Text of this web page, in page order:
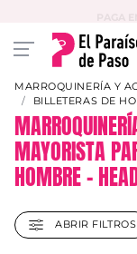
MARROQUINERÍA Y
BILLETERAS DE
MAYORISTA
HOMBRE –
ABRIR FILTROS